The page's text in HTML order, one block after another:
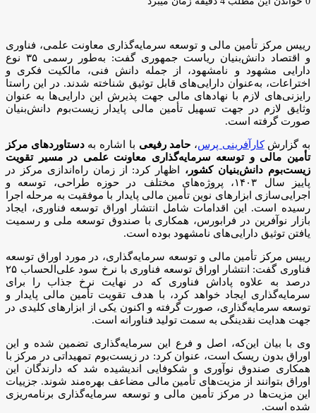
رییس مرکز تأمین مالی و توسعه سرمایه‌گذاری معاونت علمی، فناوری
و اقتصاد دانش‌بنیان ریاست جمهوری گفت: به‌طور رسمی ۳۵ نوع
دارایی مشهود و نامشهود، از جمله دانش فنی، مالکیت فکری و
اختراعات، به‌عنوان دارایی‌های قابل توثیق شناخته شدند. در این راستا
رایزنی‌های لازم با نهادهای مالی جهت پذیرش این دارایی‌ها به عنوان
وثایق لازم در جهت تسهیل تأمین مالی پایدار زیست‌بوم دانش‌بنیان
صورت گرفته است.
به گزارشکارآفرینی پرس، حامد رفیعی با اشاره بهدستاوردهای مرکز
تأمین مالی و توسعه سرمایه‌گذاری معاونت علمی در مسیر تقویت
زیست‌بوم دانش‌بنیان کشور، اظهار کرد: از زمان راه‌اندازی مرکز در
پاییز سال ۱۴۰۳، پروژه‌های مختلف در حوزه طراحی، توسعه و
اجرایی‌سازی ابزارهای نوین تأمین مالی پایدار با موفقیت به مرحله اجرا
رسیده است. این اقدامات شامل انتشار اوراق توسعه فناوری، ایجاد
بازار نوآفرین در فرابورس، همکاری با صندوق توسعه ملی و رسمیت
یافتن توثیق دارایی‌های نامشهود بوده است.
رییس مرکز تأمین مالی و توسعه سرمایه‌گذاری، در مورد اوراق توسعه
فناوری گفت: انتشار اوراق توسعه فناوری با نرخ سود علی‌الحساب ۲۵
درصد به علاوه پاداش فناوری که در نهایت نرخ جذاب را برای
سرمایه‌گذاری ایجاد خواهد کرد، با هدف تقویت تأمین مالی پایدار و
توسعه سرمایه‌گذاری، صورت گرفته و اکنون یکی از ابزارهای کلیدی در
جهت هدایت نقدینگی به سمت تولید فناورانه است.
وی با بیان این‌که، اصل و فرع این سرمایه‌گذاری تضمین شده و این
اوراق بدون ریسک است، عنوان کرد: در زیست‌بوم تمهیداتی در مرکز با
همکاری صندوق نوآوری و شکوفایی اندیشیده شد که دارندگان این
اوراق بتوانند از مزیت‌های تأمین مالی مضاعف بهره‌مند شوند. جزییات
این مزیت‌ها در مرکز تأمین مالی و توسعه سرمایه‌گذاری برنامه‌ریزی
شده است.